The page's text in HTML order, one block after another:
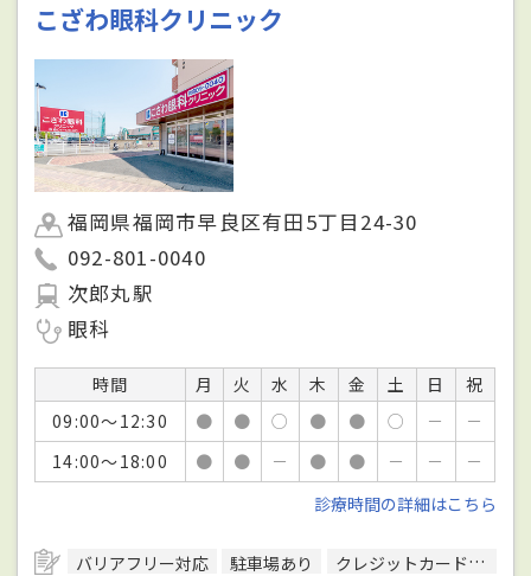
こざわ眼科クリニック
福岡県福岡市早良区有田5丁目24-30
092-801-0040
次郎丸駅
眼科
時間 月 火 水 木 金 土 日
祝
09:00～12:30
● ● ○ ● ● ○ －
－
14:00～18:00
● ● － ● ● － －
－
診療時間の詳細はこちら
バリアフリー対応 駐車場あり クレジットカード対応